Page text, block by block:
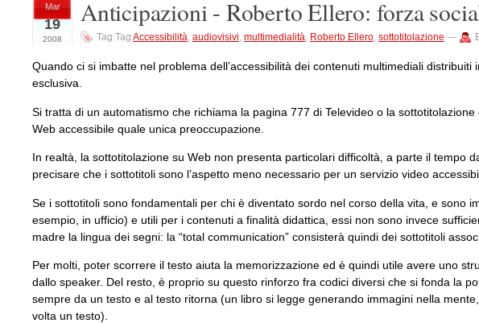
Mar
19
2008
Anticipazioni - Roberto Ellero: forza
Tag:Tag Accessibilità, audiovisivi, multimedialità, Roberto Ellero, sottotitolazione —
Quando ci si imbatte nel problema dell’accessibilità dei contenuti multimediali
esclusiva.
Si tratta di un automatismo che richiama la pagina 777 di Televideo o la
Web accessibile quale unica preoccupazione.
In realtà, la sottotitolazione su Web non presenta particolari difficoltà, a parte il tempo
precisare che i sottotitoli sono l’aspetto meno necessario per un servizio video
Se i sottotitoli sono fondamentali per chi è diventato sordo nel corso della vita, e sono
esempio, in ufficio) e utili per i contenuti a finalità didattica, essi non sono invece
madre la lingua dei segni: la “total communication” consisterà quindi dei sottotitoli
Per molti, poter scorrere il testo aiuta la memorizzazione ed è quindi utile avere uno
dallo speaker. Del resto, è proprio su questo rinforzo fra codici diversi che si fonda la
sempre da un testo e al testo ritorna (un libro si legge generando immagini nella
volta un testo).